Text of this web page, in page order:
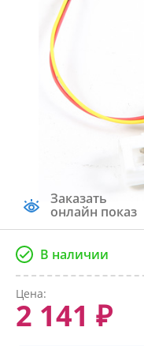
Заказать
онлайн показ
В наличии
Цена:
2 141 ₽